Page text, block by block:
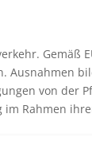
Gemäß
Ausnahmen
von der
Rahmen